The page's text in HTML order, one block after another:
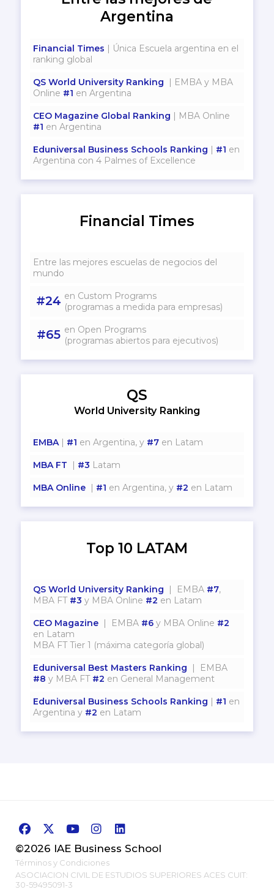
Argentina
Financial Times | Única Escuela argentina en el
ranking global
QS World University Ranking
| EMBA y MBA
Online #1 en Argentina
CEO Magazine Global Ranking | MBA Online
#1 en Argentina
Eduniversal Business Schools Ranking | #1 en
Argentina con 4 Palmes of Excellence
Financial Times
Entre las mejores escuelas de negocios del
mundo
#24 en Custom Programs
(programas a medida para empresas)
#65 en Open Programs
(programas abiertos para ejecutivos)
QS
World University Ranking
EMBA| #1 en Argentina, y #7en Latam
MBA FT | #3 Latam
MBA Online | #1 en Argentina, y #2 en Latam
Top 10 LATAM
QS World University Ranking | EMBA #7,
MBA FT #3 y MBA Online #2 en Latam
CEO Magazine | EMBA #6y MBA Online #2
en Latam
MBA FT Tier 1 (máxima categoría global)
Eduniversal Best Masters Ranking
| EMBA
#8 y MBA FT #2 en General Management
Eduniversal Business Schools Ranking | #1 en
Argentina y #2 en Latam
©2026 IAE Business School
Términos y Condiciones
ASOCIACION CIVIL DE ESTUDIOS SUPERIORES ACES CUIT:
30-59495091-3